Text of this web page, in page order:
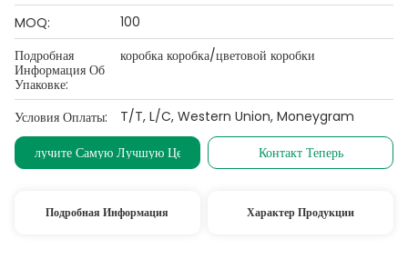
MOQ:
100
Подробная
Информация Об
Упаковке:
коробка коробка/цветовой коробки
Условия Оплаты:
T/T, L/C, Western Union, Moneygram
Получите Самую Лучшую Цену
Контакт Теперь
Подробная Информация Характер Продукции